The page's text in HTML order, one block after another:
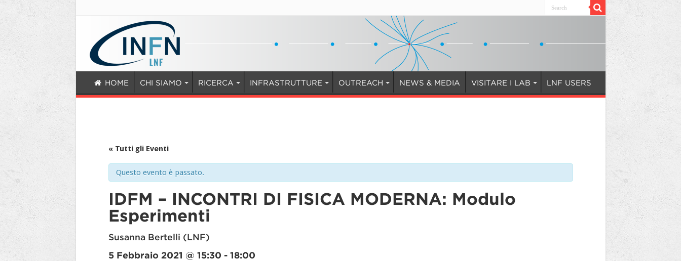
HOME CHI SIAMO RICERCA INFRASTRUTTURE OUTREACH NEWS & MEDIA VISITARE I LAB LNF USERS
« Tutti gli Eventi
Questo evento è passato.
IDFM – INCONTRI DI FISICA MODERNA: Modulo
Esperimenti
Susanna Bertelli (LNF)
5 Febbraio 2021 @ 15:30 - 18:00